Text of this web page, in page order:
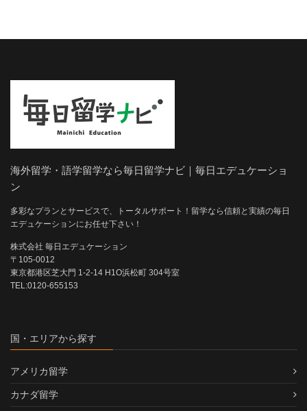
海外留学・語学留学なら毎日留学ナビ｜毎日エデュケーショ
ン
多彩なプランとサービスで、トータルサポート！留学なら信頼と実績の毎日
エデュケーションにお任せ下さい！
株式会社 毎日エデュケーション
〒105-0012
東京都港区芝大門 1-2-14 H1O浜松町 304号室
TEL:0120-655153
国・エリアから探す
アメリカ留学
カナダ留学